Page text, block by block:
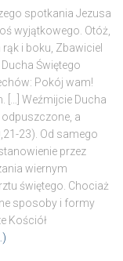
spotkania Jezusa
wyjątkowego. Otóż,
i boku, Zbawiciel
Świętego
Pokój wam!
[…] Weźmijcie Ducha
a
23). Od samego
przez
wiernym
świętego. Chociaż
sposoby i formy
Kościół